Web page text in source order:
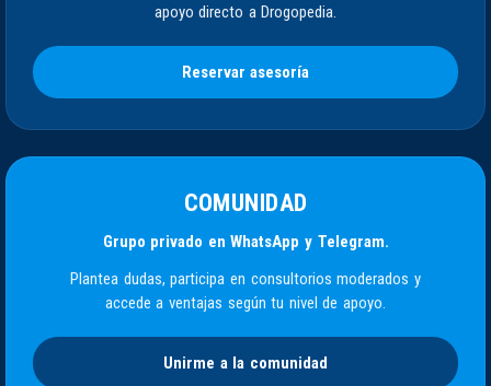
apoyo directo a Drogopedia.
Reservar asesoría
COMUNIDAD
Grupo privado en WhatsApp y Telegram.
Plantea dudas, participa en consultorios moderados y
accede a ventajas según tu nivel de apoyo.
Unirme a la comunidad